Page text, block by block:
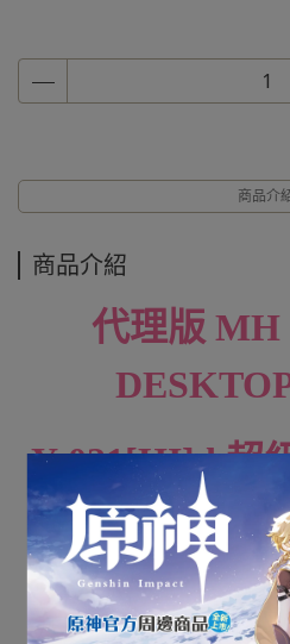
商品介
商品介紹
代理版 MH
Y-021[HI]d 超
合型武
全新